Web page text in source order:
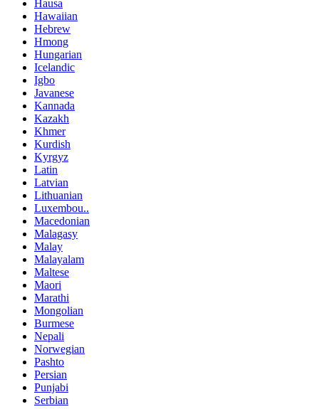
Hausa
Hawaiian
Hebrew
Hmong
Hungarian
Icelandic
Igbo
Javanese
Kannada
Kazakh
Khmer
Kurdish
Kyrgyz
Latin
Latvian
Lithuanian
Luxembou..
Macedonian
Malagasy
Malay
Malayalam
Maltese
Maori
Marathi
Mongolian
Burmese
Nepali
Norwegian
Pashto
Persian
Punjabi
Serbian